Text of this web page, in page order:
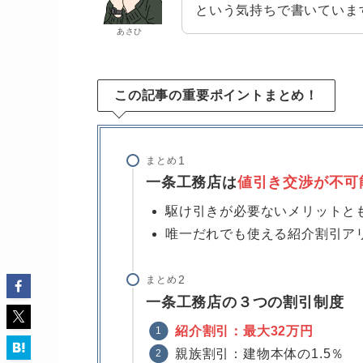
あさひ
という気持ちで書いていま
この記事の重要ポイントまとめ！
まとめ
一条工務店は値引き交渉が不可
駆け引きが必要ないメリットと
唯一だれでも使える紹介割引ア
まとめ
一条工務店の３つの割引制度
紹介割引：最大32万円
親族割引：建物本体の1.5％